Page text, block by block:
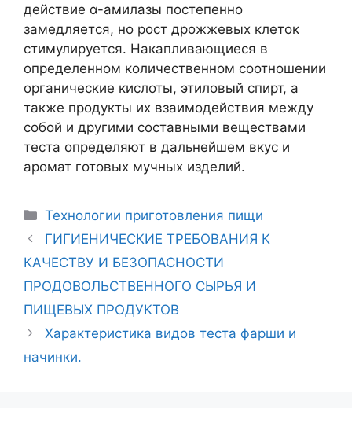
действие α-амилазы постепенно
замедляется, но рост дрожжевых клеток
стимулируется. Накапливающиеся в
определенном количественном соотношении
органические кислоты, этиловый спирт, а
также продукты их взаимодействия между
собой и другими составными веществами
теста определяют в дальнейшем вкус и
аромат готовых мучных изделий.
Рубрики
Технологии приготовления пищи
Навигация
записи
ГИГИЕНИЧЕСКИЕ ТРЕБОВАНИЯ К
КАЧЕСТВУ И БЕЗОПАСНОСТИ
ПРОДОВОЛЬСТВЕННОГО СЫРЬЯ И
ПИЩЕВЫХ ПРОДУКТОВ
Характеристика видов теста фарши и
начинки.